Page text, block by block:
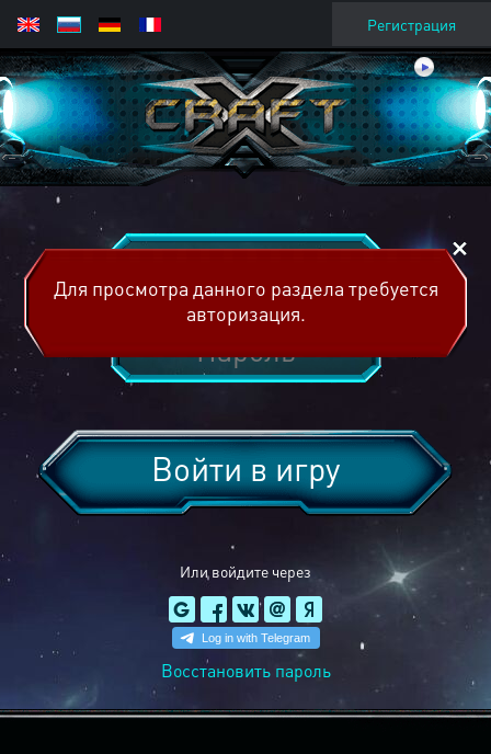
Регистрация
Или войдите через
Войти в игру
Восстановить пароль
Для просмотра данного раздела требуется
авторизация.